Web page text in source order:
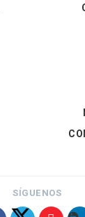
SÍGUENOS